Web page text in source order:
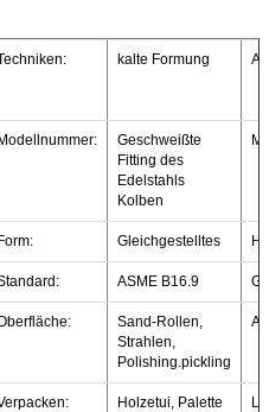
kalte Formung
Geschweißte
Fitting des
Edelstahls
Kolben
Gleichgestelltes
ASME B16.9
Sand-Rollen,
Strahlen,
Polishing.pickling
Holzetui, Palette